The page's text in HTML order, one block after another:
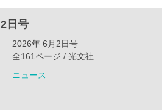
日号
2026年 6月2日号
全161ページ / 光文社
ニュース